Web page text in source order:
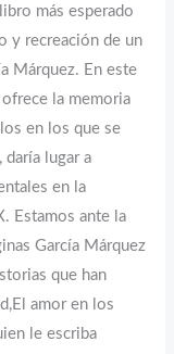
más esperado
y recreación de un
Márquez. En este
la memoria
en los que se
lugar a
en la
Estamos ante la
García Márquez
que han
amor en los
le escriba